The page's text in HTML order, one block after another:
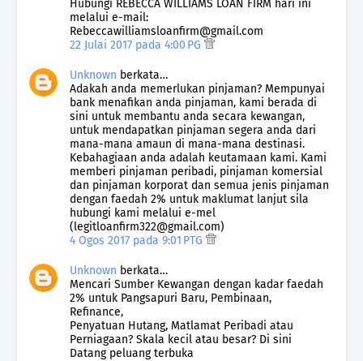
Hubungi REBECCA WILLIAMS LOAN FIRM hari ini
melalui e-mail:
Rebeccawilliamsloanfirm@gmail.com
22 Julai 2017 pada 4:00 PG
Unknown berkata…
Adakah anda memerlukan pinjaman? Mempunyai
bank menafikan anda pinjaman, kami berada di
sini untuk membantu anda secara kewangan,
untuk mendapatkan pinjaman segera anda dari
mana-mana amaun di mana-mana destinasi.
Kebahagiaan anda adalah keutamaan kami. Kami
memberi pinjaman peribadi, pinjaman komersial
dan pinjaman korporat dan semua jenis pinjaman
dengan faedah 2% untuk maklumat lanjut sila
hubungi kami melalui e-mel
(legitloanfirm322@gmail.com)
4 Ogos 2017 pada 9:01 PTG
Unknown berkata…
Mencari Sumber Kewangan dengan kadar faedah
2% untuk Pangsapuri Baru, Pembinaan,
Refinance,
Penyatuan Hutang, Matlamat Peribadi atau
Perniagaan? Skala kecil atau besar? Di sini
Datang peluang terbuka